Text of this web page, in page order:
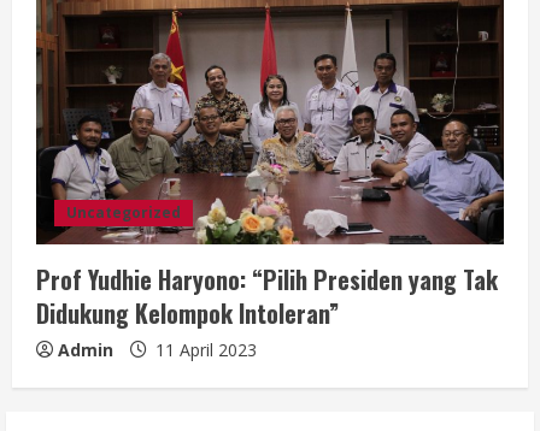
Uncategorized
Prof Yudhie Haryono: “Pilih Presiden yang Tak
Didukung Kelompok Intoleran”
Admin 11 April 2023